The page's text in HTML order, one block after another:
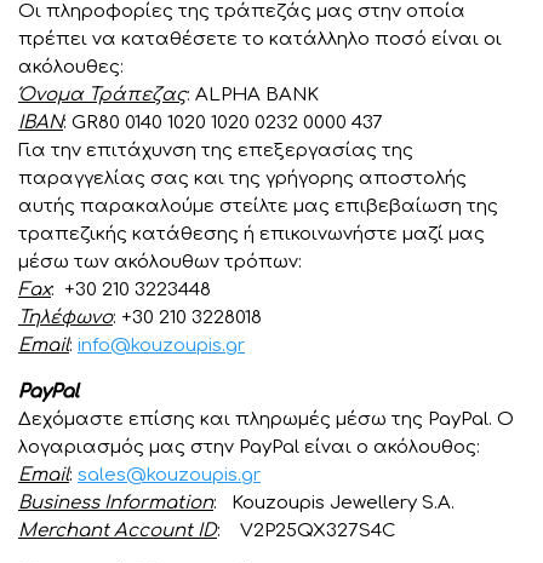
Οι πληροφορίες της τράπεζάς μας στην οποία
πρέπει να καταθέσετε το κατάλληλο ποσό είναι οι
ακόλουθες:
Όνομα Τράπεζας: ALPHA BANK
IBAN: GR80 0140 1020 1020 0232 0000 437
Για την επιτάχυνση της επεξεργασίας της
παραγγελίας σας και της γρήγορης αποστολής
αυτής παρακαλούμε στείλτε μας επιβεβαίωση της
τραπεζικής κατάθεσης ή επικοινωνήστε μαζί μας
μέσω των ακόλουθων τρόπων:
Fax: +30 210 3223448
Τηλέφωνο: +30 210 3228018
Email: info@kouzoupis.gr
PayPal
Δεχόμαστε επίσης και πληρωμές μέσω της PayPal. Ο
λογαριασμός μας στην PayPal είναι ο ακόλουθος:
Email: sales@kouzoupis.gr
Business Information: Kouzoupis Jewellery S.A.
Merchant Account ID: V2P25QX327S4C